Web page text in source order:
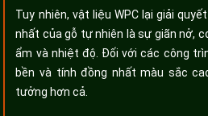
Tuy nhiên, vật liệu WPC lại giải
nhất của gỗ tự nhiên là sự giãn nở,
ẩm và nhiệt độ. Đối với các công
bền và tính đồng nhất màu sắc
tưởng hơn cả.